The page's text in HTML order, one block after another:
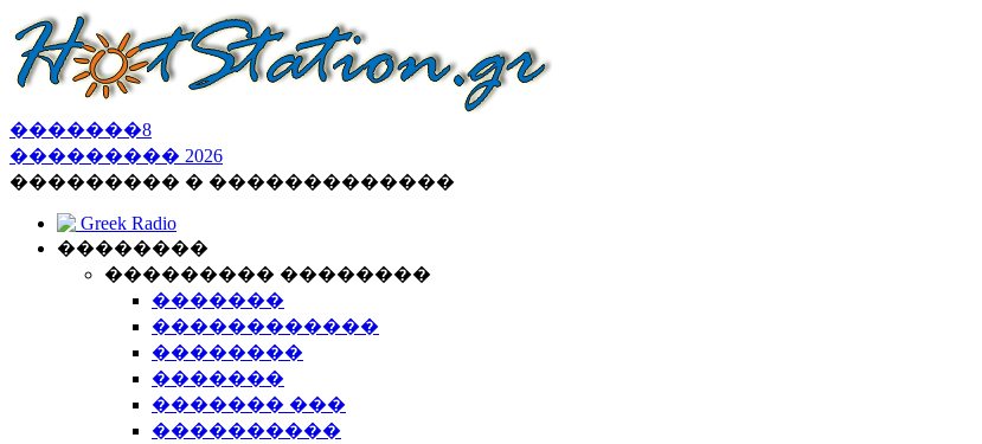
�������8
��������� 2026
��������� � �������������
Greek Radio
��������
��������� ��������
�������
������������
��������
�������
������� ���
����������